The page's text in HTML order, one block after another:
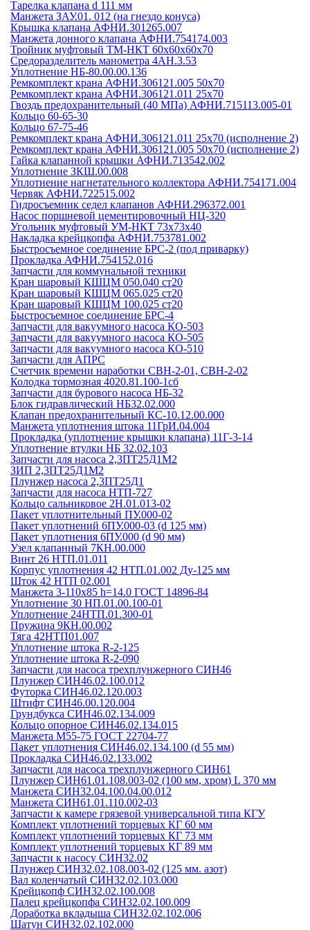
Тарелка клапана d 111 мм
Манжета ЗАУ.01. 012 (на гнездо конуса)
Крышка клапана АФНИ.301265.007
Манжета донного клапана АФНИ.754174.003
Тройник муфтовый ТМ-НКТ 60х60х60х70
Средоразделитель манометра 4АН.3.53
Уплотнение НБ-80.00.00.136
Ремкомплект крана АФНИ.306121.005 50х70
Ремкомплект крана АФНИ.306121.011 25х70
Гвоздь предохранительный (40 МПа) АФНИ.715113.005-01
Кольцо 60-65-30
Кольцо 67-75-46
Ремкомплект крана АФНИ.306121.011 25х70 (исполнение 2)
Ремкомплект крана АФНИ.306121.005 50х70 (исполнение 2)
Гайка клапанной крышки АФНИ.713542.002
Уплотнение ЗКШ.00.008
Уплотнение нагнетательного коллектора АФНИ.754171.004
Червяк АФНИ.722515.002
Гидросъемник седел клапанов АФНИ.296372.001
Насос поршневой цементировочный НЦ-320
Угольник муфтовый УМ-НКТ 73х73х40
Накладка крейцкопфа АФНИ.753781.002
Быстросъемное соединение БРС-2 (под приварку)
Прокладка АФНИ.754152.016
Запчасти для коммунальной техники
Кран шаровый КШЦМ 050.040 ст20
Кран шаровый КШЦМ 065.025 ст20
Кран шаровый КШЦМ 100.025 ст20
Быстросъемное соединение БРС-4
Запчасти для вакуумного насоса КО-503
Запчасти для вакуумного насоса КО-505
Запчасти для вакуумного насоса КО-510
Запчасти для АПРС
Счетчик времени наработки СВН-2-01, СВН-2-02
Колодка тормозная 4020.81.100-1сб
Запчасти для бурового насоса НБ-32
Блок гидравлический НБ32.02.000
Клапан предохранительный КС-10.12.00.000
Манжета уплотнения штока 11ГрИ.04.004
Прокладка (уплотнение крышки клапана) 11Г-3-14
Уплотнение втулки НБ 32.02.103
Запчасти для насоса 2,3ПТ25Д1М2
ЗИП 2,3ПТ25Д1М2
Плунжер насоса 2,3ПТ25Д1
Запчасти для насоса НТП-727
Кольцо сальниковое 2Н.01.013-02
Пакет уплотнительный ПУ.000-02
Пакет уплотнений 6ПУ.000-03 (d 125 мм)
Пакет уплотнения 6ПУ.000 (d 90 мм)
Узел клапанный 7КН.00.000
Винт 26 НТП.01.011
Корпус уплотнения 42 НТП.01.002 Ду-125 мм
Шток 42 НТП 02.001
Манжета 3-110х85 h=14.0 ГОСТ 14896-84
Уплотнение 30 НП.01.00.100-01
Уплотнение 24НТП.01.300-01
Пружина 9КН.00.002
Тяга 42НТП01.007
Уплотнение штока R-2-125
Уплотнение штока R-2-090
Запчасти для насоса трехплунжерного СИН46
Плунжер СИН46.02.100.012
Футорка СИН46.02.120.003
Штифт СИН46.00.120.004
Грундбукса СИН46.02.134.009
Кольцо опорное СИН46.02.134.015
Манжета М55-75 ГОСТ 22704-77
Пакет уплотнения СИН46.02.134.100 (d 55 мм)
Прокладка СИН46.02.133.002
Запчасти для насоса трехплунжерного СИН61
Плунжер СИН61.01.108.003-02 (100 мм, хром) L 370 мм
Манжета СИН32.04.100.04.00.012
Манжета СИН61.01.110.002-03
Запчасти к камере грязевой универсальной типа КГУ
Комплект уплотнений торцевых КГ 60 мм
Комплект уплотнений торцевых КГ 73 мм
Комплект уплотнений торцевых КГ 89 мм
Запчасти к насосу СИН32.02
Плунжер СИН32.02.108.003-02 (125 мм. азот)
Вал коленчатый СИН32.02.103.000
Крейцкопф СИН32.02.100.008
Палец крейцкопфа СИН32.02.100.009
Доработка вкладыша СИН32.02.102.006
Шатун СИН32.02.102.000